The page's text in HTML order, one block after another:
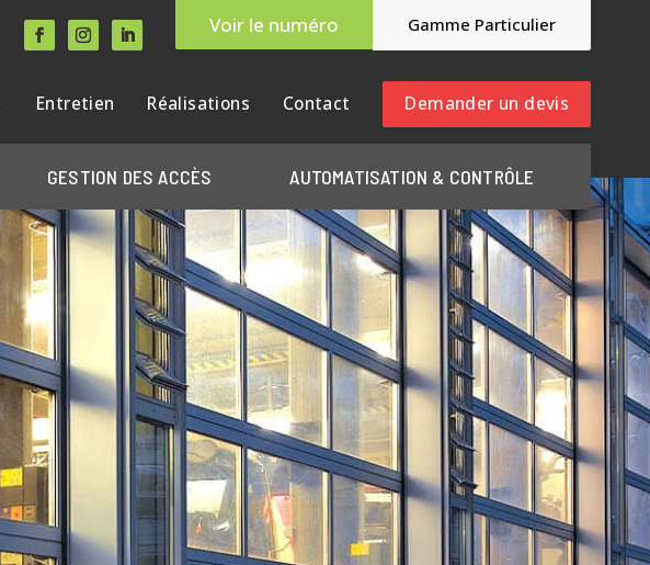
Voir le numéro Gamme Particulier
Entretien Réalisations Contact Demander un devis
GESTION DES ACCÈS AUTOMATISATION & CONTRÔLE